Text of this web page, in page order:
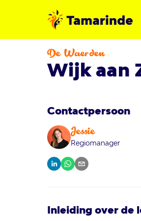
De Waerden
Wijk aan
Contactpersoon
Jessie
Regiomanager
Inleiding over de